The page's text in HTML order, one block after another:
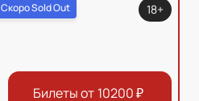
Скоро Sold Out
18+
Билеты от 10200₽